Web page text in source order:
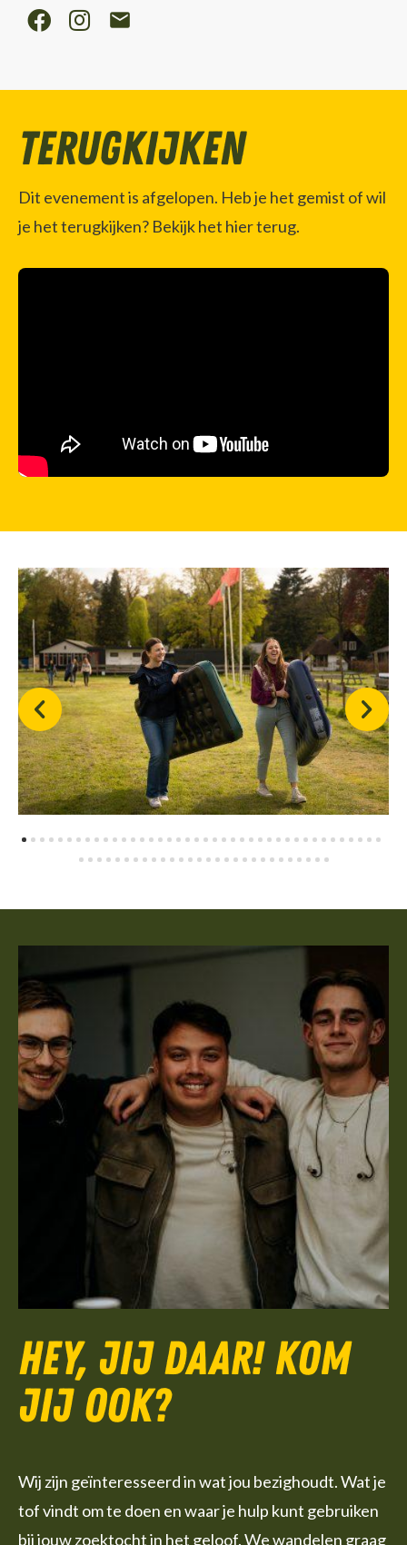
Terugkijken
Dit evenement is afgelopen. Heb je het gemist of wil
je het terugkijken? Bekijk het hier terug.
Hey, jij daar! Kom
jij ook?
Wij zijn geïnteresseerd in wat jou bezighoudt. Wat je
tof vindt om te doen en waar je hulp kunt gebruiken
bij jouw zoektocht in het geloof. We wandelen graag